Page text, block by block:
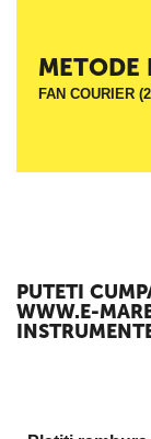
METODE
FAN COURIER
PUTETI
WWW.E-